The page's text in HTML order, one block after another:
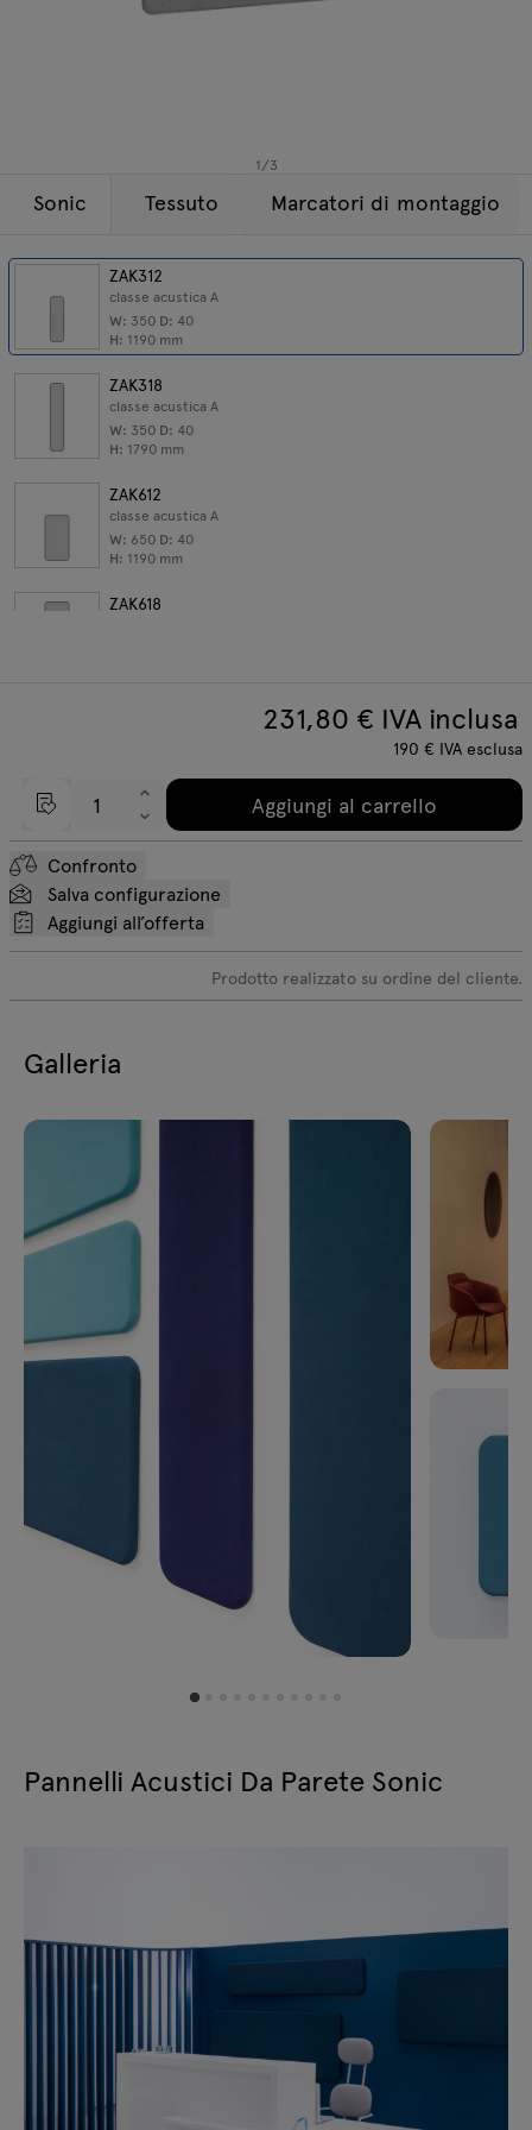
1/3
Sonic
ZAK312
classe acustica A
W: 350 D: 40
H: 1190 mm
ZAK318
classe acustica A
W: 350 D: 40
H: 1790 mm
ZAK612
classe acustica A
W: 650 D: 40
H: 1190 mm
ZAK618
Tessuto Marcatori di montaggio
231,80 € IVA inclusa
190 € IVA esclusa
Aggiungi al carrello
Confronto
Salva configurazione
Aggiungi all’offerta
Prodotto realizzato su ordine del cliente.
Galleria
Pannelli Acustici Da Parete Sonic